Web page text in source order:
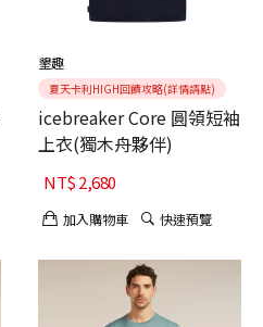
墾趣
夏天卡利HIGH回饋攻略(詳情請點)
icebreaker Core 圓領短袖
上衣(獨木舟夥伴)
NT$2,680
加入購物車 快速預覽